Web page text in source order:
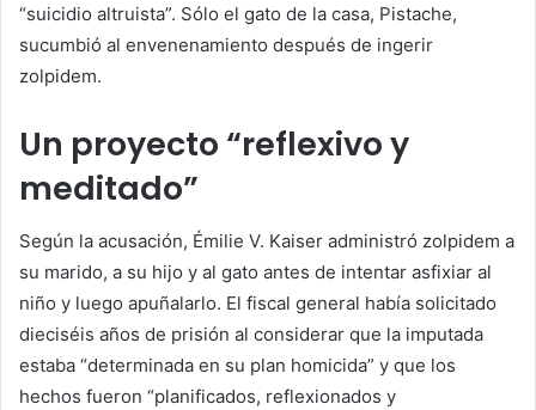
“suicidio altruista”. Sólo el gato de la casa, Pistache,
sucumbió al envenenamiento después de ingerir
zolpidem.
Un proyecto “reflexivo y
meditado”
Según la acusación, Émilie V. Kaiser administró zolpidem a
su marido, a su hijo y al gato antes de intentar asfixiar al
niño y luego apuñalarlo. El fiscal general había solicitado
dieciséis años de prisión al considerar que la imputada
estaba “determinada en su plan homicida” y que los
hechos fueron “planificados, reflexionados y